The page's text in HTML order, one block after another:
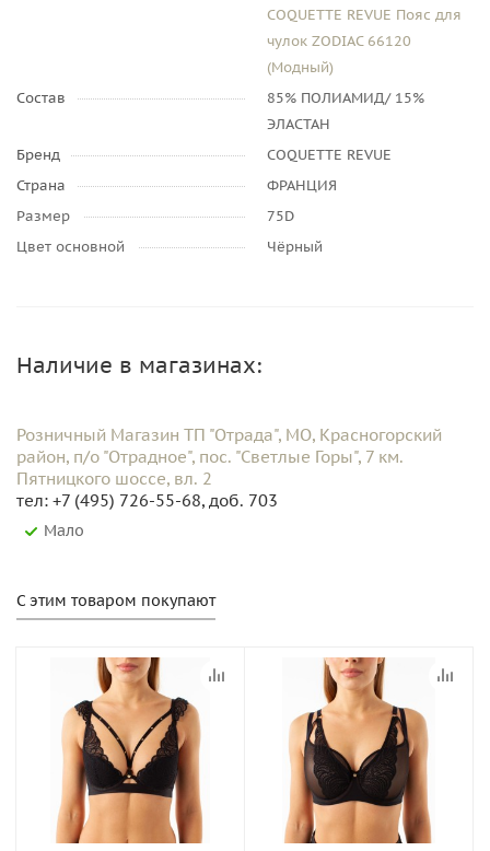
COQUETTE REVUE Пояс для
чулок ZODIAC 66120
(Модный)
Состав
85% ПОЛИАМИД/ 15%
ЭЛАСТАН
Бренд
COQUETTE REVUE
Страна
ФРАНЦИЯ
Размер
75D
Цвет основной
Чёрный
Наличие в магазинах:
Розничный Магазин ТП "Отрада", МО, Красногорский
район, п/о "Отрадное", пос. "Светлые Горы", 7 км.
Пятницкого шоссе, вл. 2
тел: +7 (495) 726-55-68, доб. 703
Мало
С этим товаром покупают